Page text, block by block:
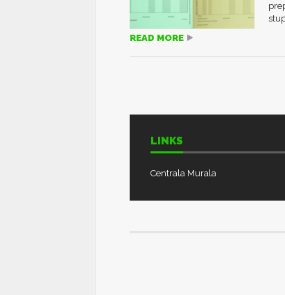
READ MORE
LINKS
Centrala Murala